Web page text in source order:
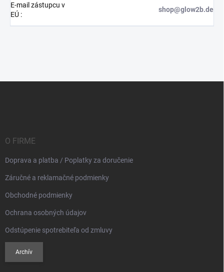
E-mail zástupcu v
EÚ :
shop@glow2b.de
O FIRME
Doprava a platba / Poplatky za doručenie
Záručné a reklamačné podmienky
Obchodné podmienky
Ochrana osobných údajov
Odstúpenie spotrebiteľa od zmluvy
Archív